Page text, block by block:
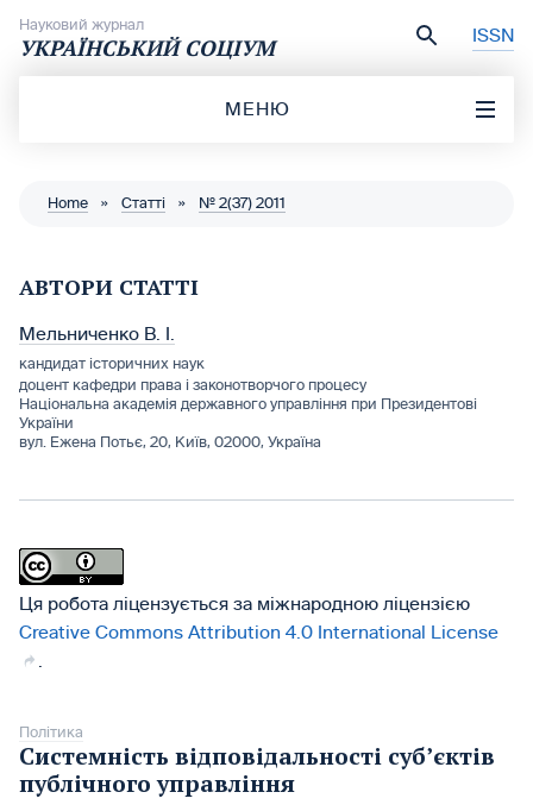
Науковий журнал
УКРАЇНСЬКИЙ СОЦІУМ ISSN
МЕНЮ
Home » Статті » № 2(37) 2011
АВТОРИ СТАТТІ
Мельниченко В. І.
кандидат історичних наук
доцент кафедри права і законотворчого процесу
Національна академія державного управління при Президентові
України
вул. Ежена Потьє, 20, Київ, 02000, Україна
Ця робота ліцензується за міжнародною ліцензією
Creative Commons Attribution 4.0 International License
Політика
Системність відповідальності суб’єктів
публічного управління